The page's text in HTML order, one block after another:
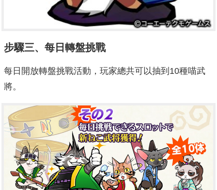
步驟三、每日轉盤挑戰
每日開放轉盤挑戰活動，玩家總共可以抽到10種喵武
將。